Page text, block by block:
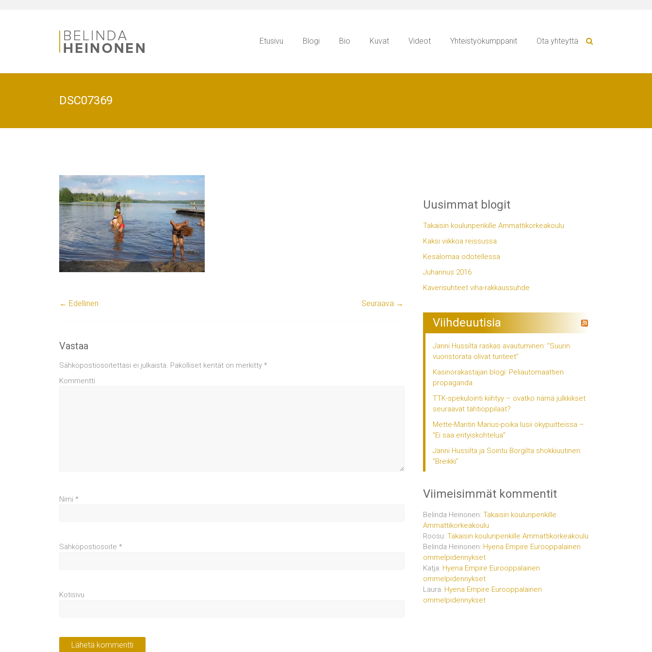
Etusivu Blogi Bio Kuvat Videot Yhteistyökumppanit Ota yhteyttä
DSC07369
← Edellinen Seuraava →
Vastaa
Sähköpostiosoitettasi ei julkaista. Pakolliset kentät on merkitty *
Kommentti
Nimi *
Sähköpostiosoite *
Kotisivu
Uusimmat blogit
Takaisin koulunpenkille Ammattikorkeakoulu
Kaksi viikkoa reissussa
Kesälomaa odotellessa
Juhannus 2016
Kaverisuhteet viha-rakkaussuhde
Viihdeuutisia
Janni Hussilta raskas avautuminen: ”Suurin
vuoristorata olivat tunteet”
Kasinorakastajan blogi: Peliautomaattien
propaganda
TTK-spekulointi kiihtyy – ovatko nämä julkkikset
seuraavat tähtioppilaat?
Mette-Maritin Marius-poika lusii ökypuitteissa –
”Ei saa erityiskohtelua”
Janni Hussilta ja Sointu Borgilta shokkiuutinen:
”Breikki”
Viimeisimmät kommentit
Belinda Heinonen: Takaisin koulunpenkille
Ammattikorkeakoulu
Roosu: Takaisin koulunpenkille Ammattikorkeakoulu
Belinda Heinonen: Hyena Empire Eurooppalainen
ommelpidennykset
Katja: Hyena Empire Eurooppalainen
ommelpidennykset
Laura: Hyena Empire Eurooppalainen
ommelpidennykset